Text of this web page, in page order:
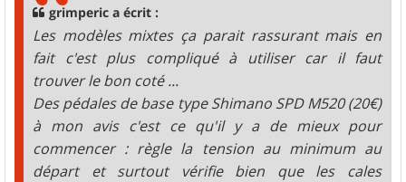
grimperic a écrit :
Les modèles mixtes ça parait rassurant mais en
fait c'est plus compliqué à utiliser car il faut
trouver le bon coté ...
Des pédales de base type Shimano SPD M520 (20€)
à mon avis c'est ce qu'il y a de mieux pour
commencer : règle la tension au minimum au
départ et surtout vérifie bien que les cales